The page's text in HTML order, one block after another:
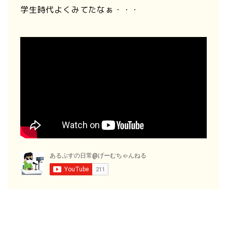
学生時代よくみてたなぁ・・・